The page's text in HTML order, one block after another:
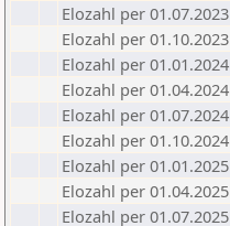
Elozahl per 01.07.2023
Elozahl per 01.10.2023
Elozahl per 01.01.2024
Elozahl per 01.04.2024
Elozahl per 01.07.2024
Elozahl per 01.10.2024
Elozahl per 01.01.2025
Elozahl per 01.04.2025
Elozahl per 01.07.2025